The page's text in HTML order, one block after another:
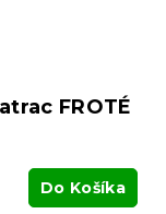
FROTÉ
Do Košíka